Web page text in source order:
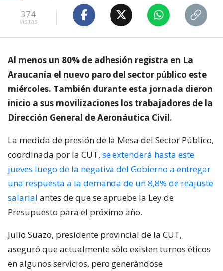
374
visitas
Al menos un 80% de adhesión registra en La
Araucanía el nuevo paro del sector público este
miércoles. También durante esta jornada dieron
inicio a sus movilizaciones los trabajadores de la
Dirección General de Aeronáutica Civil.
La medida de presión de la Mesa del Sector Público,
coordinada por la CUT, se extenderá hasta este
jueves luego de la negativa del Gobierno a entregar
una respuesta a la demanda de un 8,8% de reajuste
salarial antes de que se apruebe la Ley de
Presupuesto para el próximo año.
Julio Suazo, presidente provincial de la CUT,
aseguró que actualmente sólo existen turnos éticos
en algunos servicios, pero generándose